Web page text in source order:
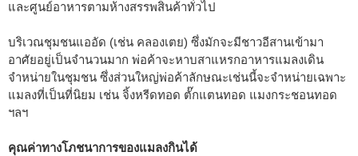
และศูนย์อาหารตามห้างสรรพสินค้าทั่วไป
บริเวณชุมชนแออัด (เช่น คลองเตย) ซึ่งมักจะมีชาวอีสานเข้ามา
อาศัยอยู่เป็นจำนวนมาก พ่อค้าจะหาบสาแหรกอาหารแมลงเดิน
จำหน่ายในชุมชน ซึ่งส่วนใหญ่พ่อค้าลักษณะเช่นนี้จะจำหน่ายเฉพาะ
แมลงที่เป็นที่นิยม เช่น จิ้งหรีดทอด ตั๊กแตนทอด แมงกระชอนทอด
ฯลฯ
คุณค่าทางโภชนาการของแมลงกินได้